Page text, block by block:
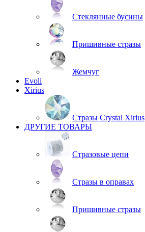
Стеклянные бусины
Пришивные стразы
Жемчуг
Evoli
Xirius
Стразы Crystal Xirius
ДРУГИЕ ТОВАРЫ
Стразовые цепи
Стразы в оправах
Пришивные стразы